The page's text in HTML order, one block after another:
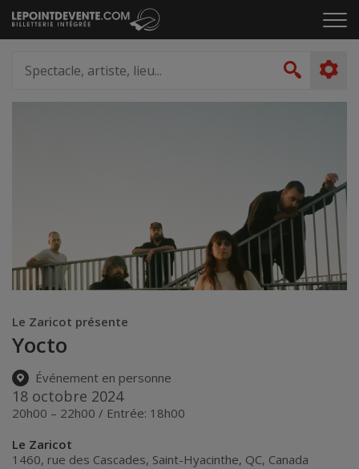
Passer
au
le
artiste,
lieu...
Le Zaricot présente
Yocto
Événement en personne
18 octobre 2024
20h00 – 22h00 / Entrée: 18h00
Le Zaricot
1460, rue des Cascades, Saint-Hyacinthe, QC, Canada